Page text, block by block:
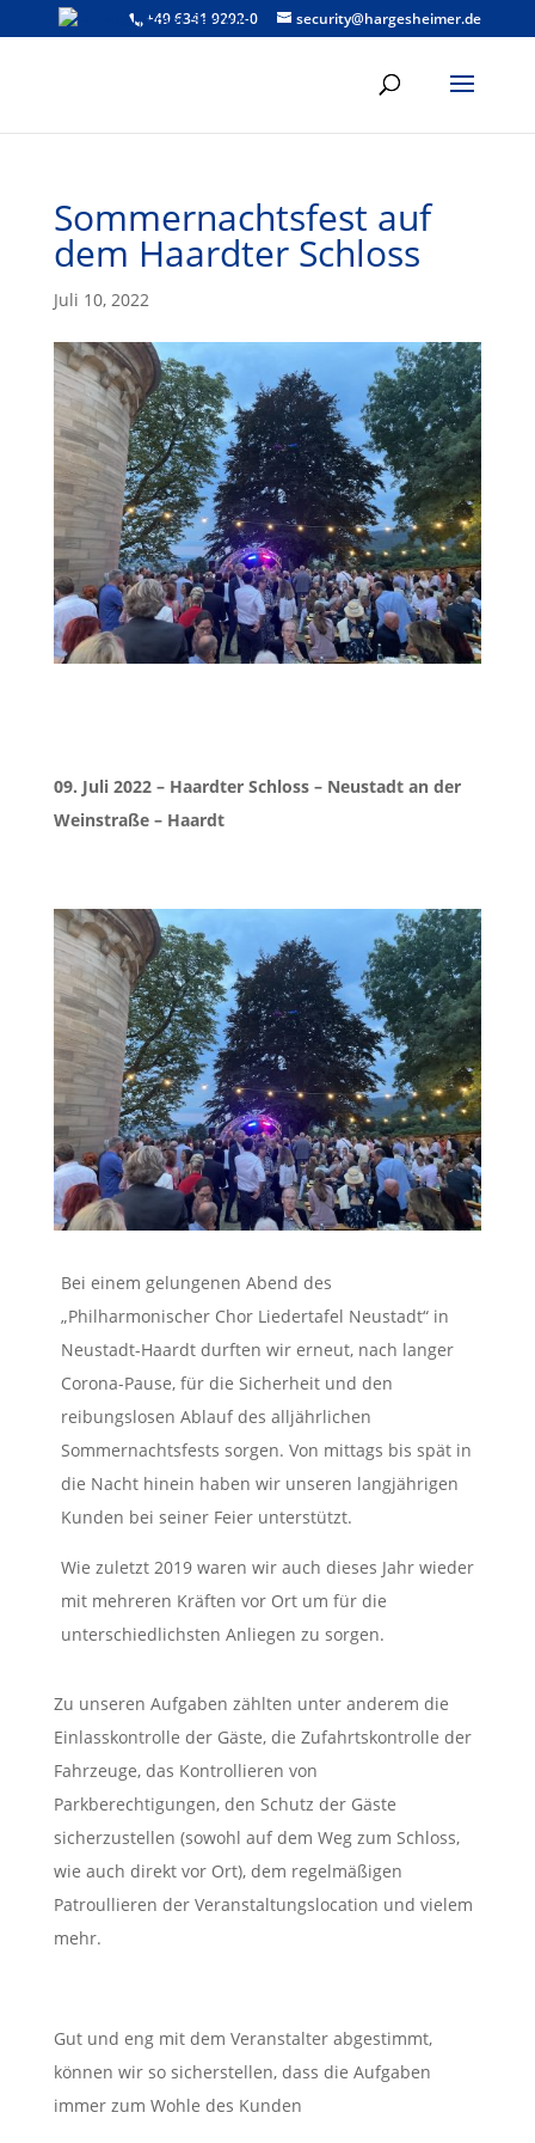
+49 6341 9292-0 security@hargesheimer.de
Sommernachtsfest auf
dem Haardter Schloss
Juli 10, 2022
09. Juli 2022 – Haardter Schloss – Neustadt an der
Weinstraße – Haardt
Bei einem gelungenen Abend des
„Philharmonischer Chor Liedertafel Neustadt“ in
Neustadt-Haardt durften wir erneut, nach langer
Corona-Pause, für die Sicherheit und den
reibungslosen Ablauf des alljährlichen
Sommernachtsfests sorgen. Von mittags bis spät in
die Nacht hinein haben wir unseren langjährigen
Kunden bei seiner Feier unterstützt.
Wie zuletzt 2019 waren wir auch dieses Jahr wieder
mit mehreren Kräften vor Ort um für die
unterschiedlichsten Anliegen zu sorgen.
Zu unseren Aufgaben zählten unter anderem die
Einlasskontrolle der Gäste, die Zufahrtskontrolle der
Fahrzeuge, das Kontrollieren von
Parkberechtigungen, den Schutz der Gäste
sicherzustellen (sowohl auf dem Weg zum Schloss,
wie auch direkt vor Ort), dem regelmäßigen
Patroullieren der Veranstaltungslocation und vielem
mehr.
Gut und eng mit dem Veranstalter abgestimmt,
können wir so sicherstellen, dass die Aufgaben
immer zum Wohle des Kunden